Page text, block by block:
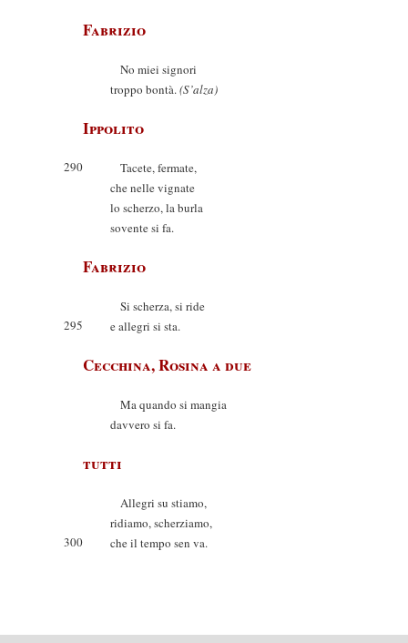
Fabrizio
No miei signori
troppo bontà.(S’alza)
Ippolito
290
Tacete, fermate,
che nelle vignate
lo scherzo, la burla
sovente si fa.
Fabrizio
Si scherza, si ride
295
e allegri si sta.
Cecchina, Rosina a due
Ma quando si mangia
davvero si fa.
tutti
Allegri su stiamo,
ridiamo, scherziamo,
300
che il tempo sen va.